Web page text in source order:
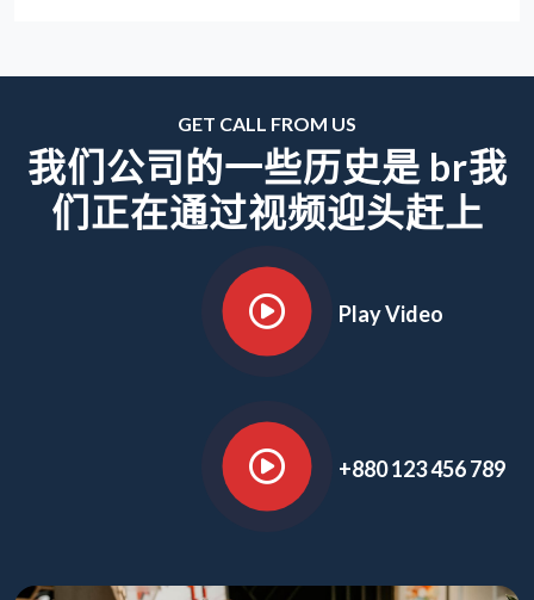
GET CALL FROM US
我们公司的一些历史是 br我
们正在通过视频迎头赶上
Play Video
+880 123 456 789